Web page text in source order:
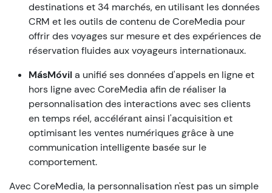
destinations et 34 marchés, en utilisant les données
CRM et les outils de contenu de CoreMedia pour
offrir des voyages sur mesure et des expériences de
réservation fluides aux voyageurs internationaux.
MásMóvil a unifié ses données d'appels en ligne et
hors ligne avec CoreMedia afin de réaliser la
personnalisation des interactions avec ses clients
en temps réel, accélérant ainsi l'acquisition et
optimisant les ventes numériques grâce à une
communication intelligente basée sur le
comportement.
Avec CoreMedia, la personnalisation n'est pas un simple